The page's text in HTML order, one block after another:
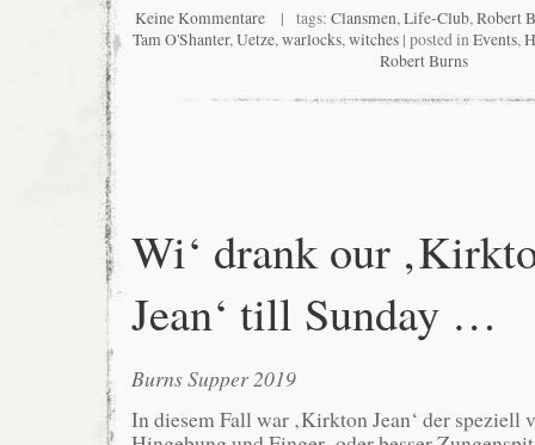
Keine Kommentare | tags: Clansmen,Life-Club,Robert
Tam O'Shanter,Uetze,warlocks,witches | posted inEvents,
Robert Burns
Wi‘ drank our
Jean‘ till Sunday …
Burns Supper 2019
In diesem Fall war ‚Kirkton Jean‘ der speziell